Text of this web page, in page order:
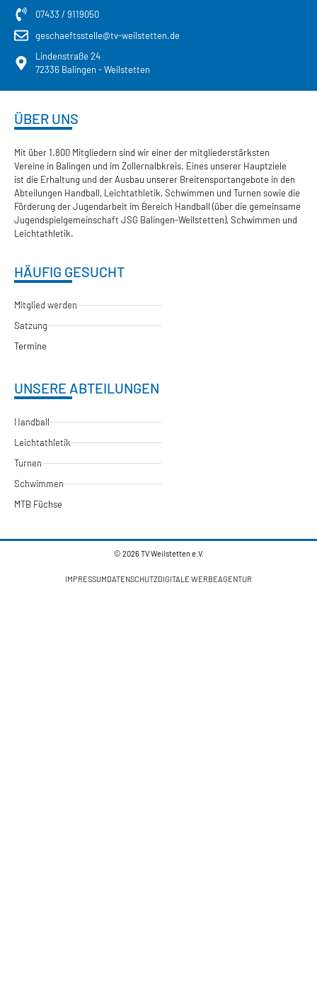
07433 / 9119050
geschaeftsstelle@tv-weilstetten.de
Lindenstraße 24
72336 Balingen - Weilstetten
ÜBER UNS
Mit über 1.800 Mitgliedern sind wir einer der mitgliederstärksten
Vereine in Balingen und im Zollernalbkreis. Eines unserer Hauptziele
ist die Erhaltung und der Ausbau unserer Breitensportangebote in den
Abteilungen Handball, Leichtathletik, Schwimmen und Turnen sowie die
Förderung der Jugendarbeit im Bereich Handball (über die gemeinsame
Jugendspielgemeinschaft JSG Balingen-Weilstetten), Schwimmen und
Leichtathletik.
HÄUFIG GESUCHT
Mitglied werden
Satzung
Termine
UNSERE ABTEILUNGEN
Handball
Leichtathletik
Turnen
Schwimmen
MTB Füchse
© 2026 TV Weilstetten e.V.
IMPRESSUMDATENSCHUTZDIGITALE WERBEAGENTUR